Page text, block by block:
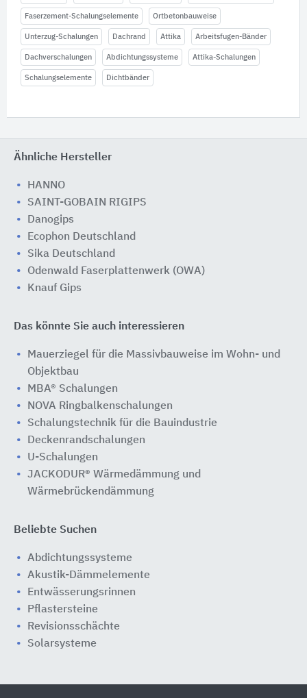
Faserzement-Schalungselemente Ortbetonbauweise
Unterzug-Schalungen Dachrand Attika Arbeitsfugen-Bänder
Dachverschalungen Abdichtungssysteme Attika-Schalungen
Schalungselemente Dichtbänder
Ähnliche Hersteller
HANNO
SAINT-GOBAIN RIGIPS
Danogips
Ecophon Deutschland
Sika Deutschland
Odenwald Faserplattenwerk (OWA)
Knauf Gips
Das könnte Sie auch interessieren
Mauerziegel für die Massivbauweise im Wohn- und
Objektbau
MBA® Schalungen
NOVA Ringbalkenschalungen
Schalungstechnik für die Bauindustrie
Deckenrandschalungen
U-Schalungen
JACKODUR® Wärmedämmung und
Wärmebrückendämmung
Beliebte Suchen
Abdichtungssysteme
Akustik-Dämmelemente
Entwässerungsrinnen
Pflastersteine
Revisionsschächte
Solarsysteme